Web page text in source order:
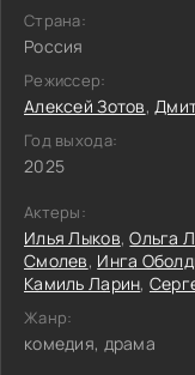
Страна:
Россия
Режиссер:
Алексей Зотов,
Год выхода:
2025
Актеры:
Илья Лыков,Ольга
Смолев, Инга
Камиль Ларин,
Жанр:
комедия, драма